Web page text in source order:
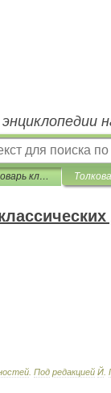
Реальный словарь классических древностей
Под редакцией Й